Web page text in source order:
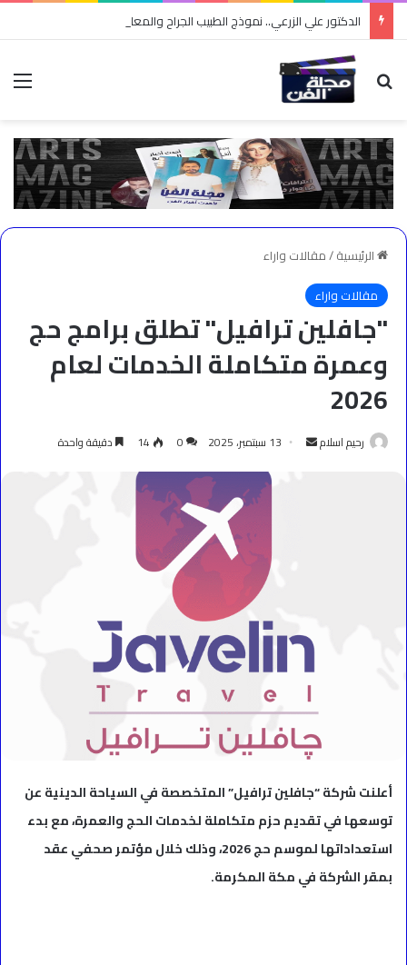
الدكتور علي الزرعي.. نموذج الطبيب الجراح والمعلم وصانع التوعية
بحث عن
الرئيسية/مقالات واراء
مقالات واراء
"جافلين ترافيل" تطلق برامج حج
وعمرة متكاملة الخدمات لعام
2026
رحيم اسلام
أرسل 13 سبتمبر، 2025 0
14 دقيقة واحدة
أعلنت شركة “جافلين ترافيل” المتخصصة في السياحة الدينية عن
توسعها في تقديم حزم متكاملة لخدمات الحج والعمرة، مع بدء
استعداداتها لموسم حج 2026، وذلك خلال مؤتمر صحفي عقد
بمقر الشركة في مكة المكرمة.